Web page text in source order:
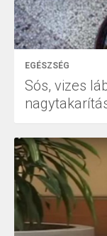
EGÉSZSÉG
Sós, vizes